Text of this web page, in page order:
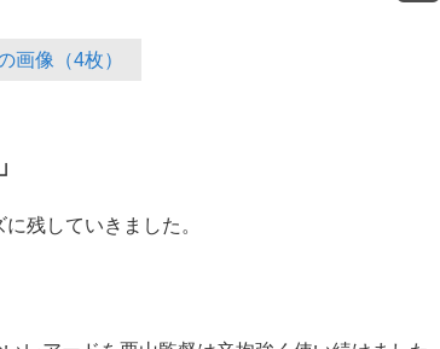
画像（4枚）
残していきました。